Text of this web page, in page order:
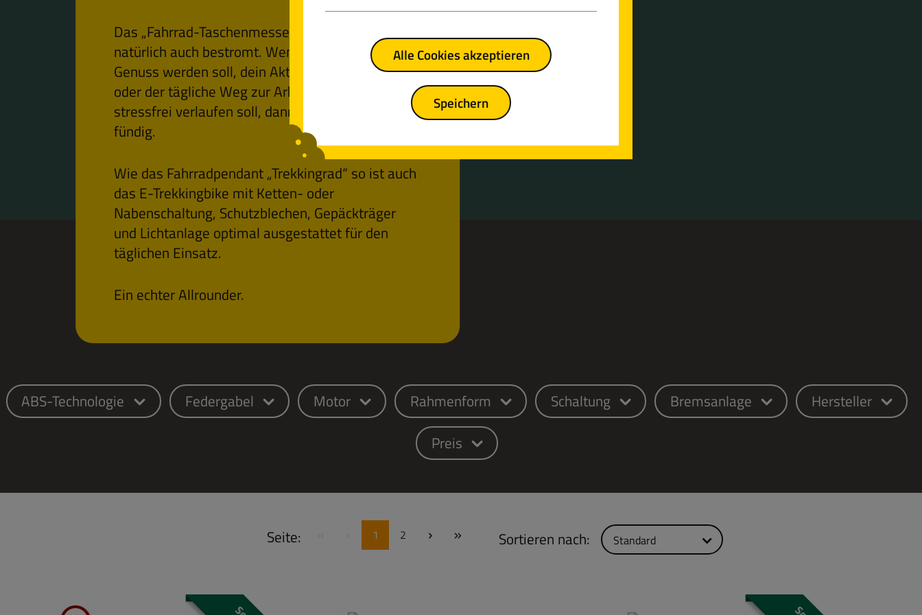
Das „Fahrrad-Taschenmesser“ Trekkingrad gibt es
natürlich auch bestromt. Wenn die Tour zum
Genuss werden soll, dein Aktionsradius erweitert
oder der tägliche Weg zur Arbeit möglichst
stressfrei verlaufen soll, dann wirst du hier
fündig.
Wie das Fahrradpendant „Trekkingrad“ so ist auch
das E-Trekkingbike mit Ketten- oder
Nabenschaltung, Schutzblechen, Gepäckträger
und Lichtanlage optimal ausgestattet für den
täglichen Einsatz.
Ein echter Allrounder.
Hersteller
ABS-Technologie Federgabel Motor Rahmenform Schaltung
Bremsanlage
Preis
Seite: Seite
1 Seite
2
Alle Cookies akzeptieren
Speichern